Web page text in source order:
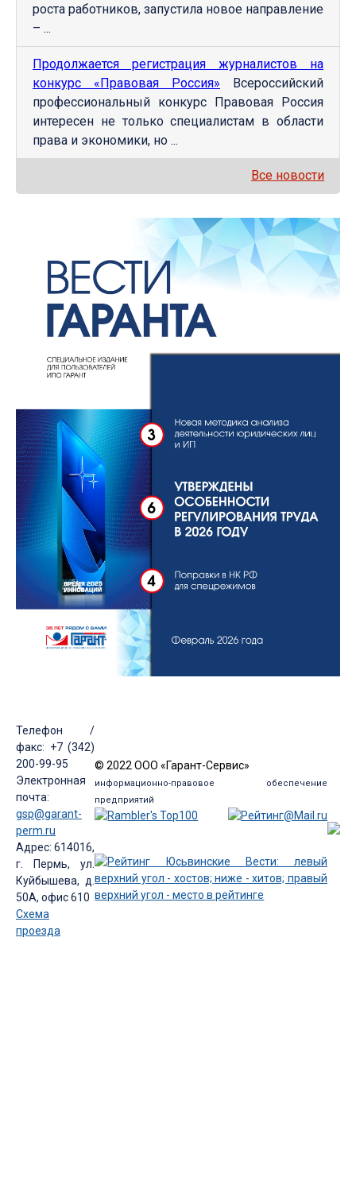
роста работников, запустила новое направление
– ...
Продолжается регистрация журналистов на
конкурс «Правовая Россия» Всероссийский
профессиональный конкурс Правовая Россия
интересен не только специалистам в области
права и экономики, но ...
Все новости
Телефон /
факс: +7 (342)
200-99-95
Электронная
почта:
gsp@garant-
perm.ru
Адрес: 614016,
г. Пермь, ул.
Куйбышева, д.
50А, офис 610
Схема
проезда
© 2022 ООО «Гарант-Сервис»
информационно-правовое обеспечение
предприятий